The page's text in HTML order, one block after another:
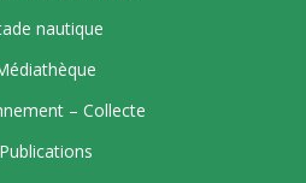
nautique
– Collecte
Publications